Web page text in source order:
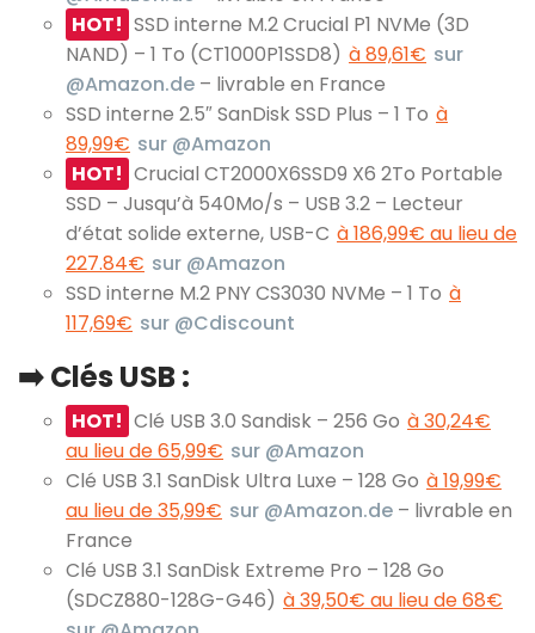
HOT! SSD interne M.2 Crucial P1 NVMe (3D
NAND) – 1 To (CT1000P1SSD8) à 89,61€ sur
@Amazon.de – livrable en France
SSD interne 2.5″ SanDisk SSD Plus – 1 To à
89,99€ sur @Amazon
HOT! Crucial CT2000X6SSD9 X6 2To Portable
SSD – Jusqu’à 540Mo/s – USB 3.2 – Lecteur
d’état solide externe, USB-C à 186,99€ au lieu de
227.84€ sur @Amazon
SSD interne M.2 PNY CS3030 NVMe – 1 To à
117,69€ sur @Cdiscount
➡️ Clés USB :
HOT! Clé USB 3.0 Sandisk – 256 Go à 30,24€
au lieu de 65,99€ sur @Amazon
Clé USB 3.1 SanDisk Ultra Luxe – 128 Go à 19,99€
au lieu de 35,99€ sur @Amazon.de – livrable en
France
Clé USB 3.1 SanDisk Extreme Pro – 128 Go
(SDCZ880-128G-G46) à 39,50€ au lieu de 68€